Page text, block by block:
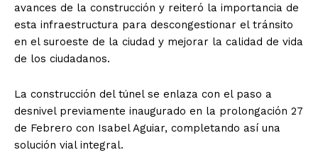
avances de la construcción y reiteró la importancia de
esta infraestructura para descongestionar el tránsito
en el suroeste de la ciudad y mejorar la calidad de vida
de los ciudadanos.
La construcción del túnel se enlaza con el paso a
desnivel previamente inaugurado en la prolongación 27
de Febrero con Isabel Aguiar, completando así una
solución vial integral.